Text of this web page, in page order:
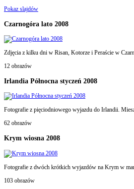
Pokaz slajdów
Czarnogóra lato 2008
Zdjęcia z kilku dni w Risan, Kotorze i Peraście w
12 obrazów
Irlandia Północna styczeń 2008
Fotografie z pięciodniowego wyjazdu do Irlandii.
62 obrazów
Krym wiosna 2008
Fotografie z dwóch krótkich wyjazdów na Krym w
103 obrazów